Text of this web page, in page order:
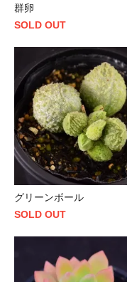
群卵
SOLD OUT
グリーンボール
SOLD OUT